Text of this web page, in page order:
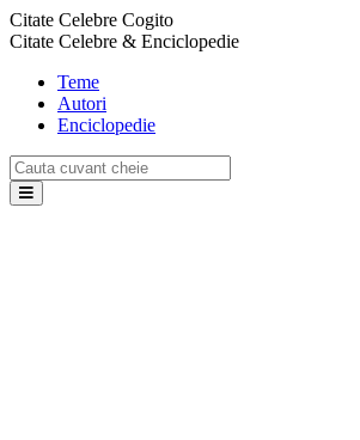
Citate Celebre Cogito
Citate Celebre & Enciclopedie
Teme
Autori
Enciclopedie